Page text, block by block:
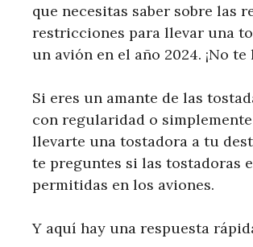
que necesitas saber sobre las
restricciones para llevar una
un avión en el año 2024. ¡No
Si eres un amante de las
con regularidad o
llevarte una tostadora a tu
te preguntes si las tostadoras
permitidas en los aviones.
Y aquí hay una respuesta